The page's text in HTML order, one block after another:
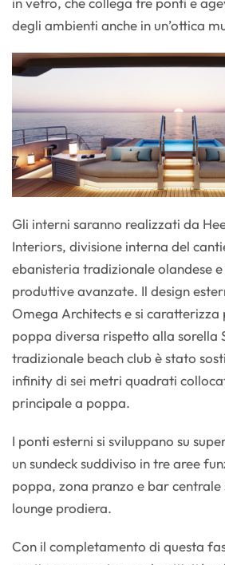
degli ambienti anche in un’ottica
Gli interni saranno realizzati da
Interiors, divisione interna del
ebanisteria tradizionale olandese
produttive avanzate. Il design
Omega Architects e si caratterizza
poppa diversa rispetto alla sorella
tradizionale beach club è stato
infinity di sei metri quadrati
principale a poppa.
I ponti esterni si sviluppano su
un sundeck suddiviso in tre aree
poppa, zona pranzo e bar
lounge prodiera.
Con il completamento di questa